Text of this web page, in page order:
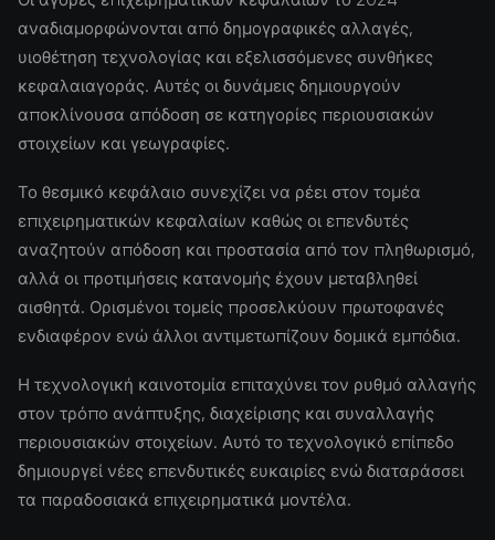
αναδιαμορφώνονται από δημογραφικές αλλαγές,
υιοθέτηση τεχνολογίας και εξελισσόμενες συνθήκες
κεφαλαιαγοράς. Αυτές οι δυνάμεις δημιουργούν
αποκλίνουσα απόδοση σε κατηγορίες περιουσιακών
στοιχείων και γεωγραφίες.
Το θεσμικό κεφάλαιο συνεχίζει να ρέει στον τομέα
επιχειρηματικών κεφαλαίων καθώς οι επενδυτές
αναζητούν απόδοση και προστασία από τον πληθωρισμό,
αλλά οι προτιμήσεις κατανομής έχουν μεταβληθεί
αισθητά. Ορισμένοι τομείς προσελκύουν πρωτοφανές
ενδιαφέρον ενώ άλλοι αντιμετωπίζουν δομικά εμπόδια.
Η τεχνολογική καινοτομία επιταχύνει τον ρυθμό αλλαγής
στον τρόπο ανάπτυξης, διαχείρισης και συναλλαγής
περιουσιακών στοιχείων. Αυτό το τεχνολογικό επίπεδο
δημιουργεί νέες επενδυτικές ευκαιρίες ενώ διαταράσσει
τα παραδοσιακά επιχειρηματικά μοντέλα.